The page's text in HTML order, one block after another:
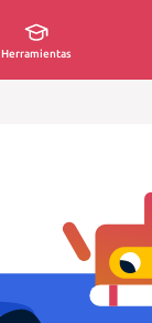
Herramientas